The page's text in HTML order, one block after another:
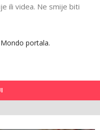
ili videa. Ne smije biti
Mondo portala.